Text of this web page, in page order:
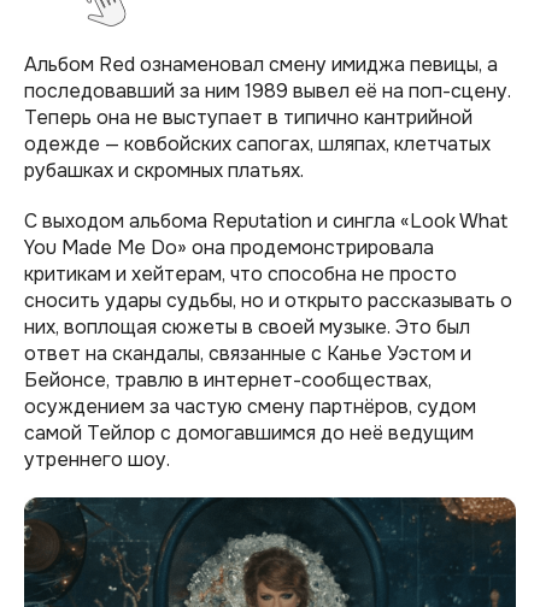
Альбом Red ознаменовал смену имиджа певицы, а
последовавший за ним 1989 вывел её на поп-сцену.
Теперь она не выступает в типично кантрийной
одежде — ковбойских сапогах, шляпах, клетчатых
рубашках и скромных платьях.
С выходом альбома Reputation и сингла «Look What
You Made Me Do» она продемонстрировала
критикам и хейтерам, что способна не просто
сносить удары судьбы, но и открыто рассказывать о
них, воплощая сюжеты в своей музыке. Это был
ответ на скандалы, связанные с Канье Уэстом и
Бейонсе, травлю в интернет-сообществах,
осуждением за частую смену партнёров, судом
самой Тейлор с домогавшимся до неё ведущим
утреннего шоу.